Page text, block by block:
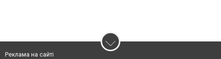
Реклама на сайті